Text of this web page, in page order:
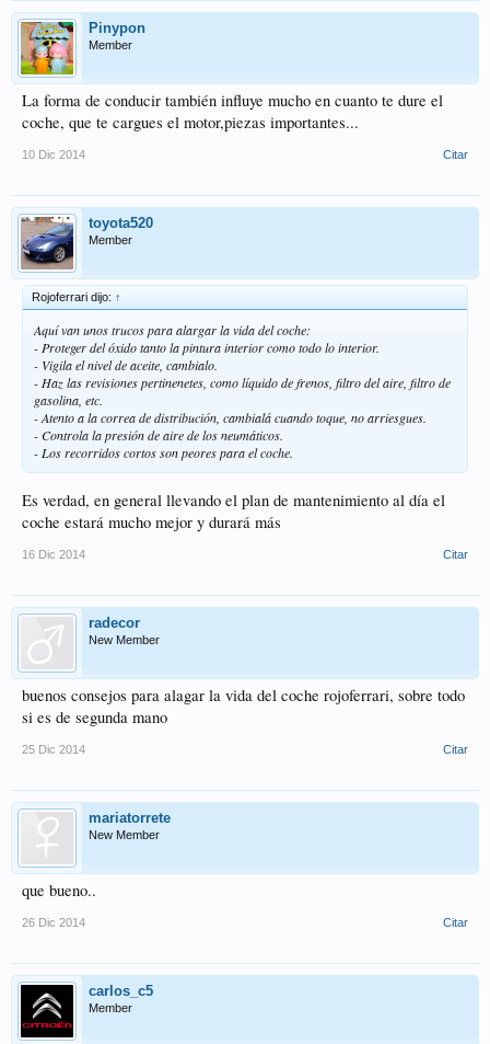
Pinypon
Member
La forma de conducir también influye mucho en cuanto te dure el
coche, que te cargues el motor,piezas importantes...
10 Dic 2014 Citar
toyota520
Member
Rojoferrari dijo: ↑
Aquí van unos trucos para alargar la vida del coche:
- Proteger del óxido tanto la pintura interior como todo lo interior.
- Vigila el nivel de aceite, cambialo.
- Haz las revisiones pertinenetes, como líquido de frenos, filtro del aire, filtro de
gasolina, etc.
- Atento a la correa de distribución, cambialá cuando toque, no arriesgues.
- Controla la presión de aire de los neumáticos.
- Los recorridos cortos son peores para el coche.
Es verdad, en general llevando el plan de mantenimiento al día el
coche estará mucho mejor y durará más
16 Dic 2014 Citar
radecor
New Member
buenos consejos para alagar la vida del coche rojoferrari, sobre todo
si es de segunda mano
25 Dic 2014 Citar
mariatorrete
New Member
que bueno..
26 Dic 2014 Citar
carlos_c5
Member